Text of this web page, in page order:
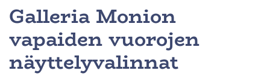
Galleria Monion
vapaiden vuorojen
näyttelyvalinnat